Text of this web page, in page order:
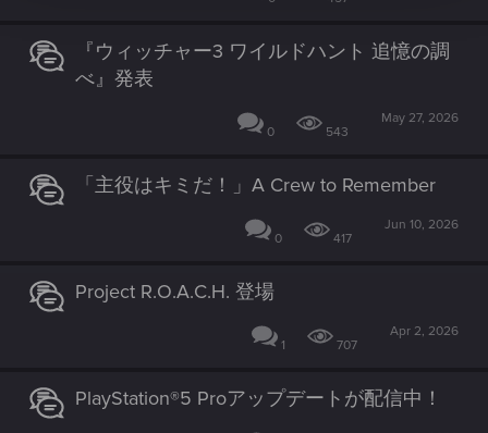
『ウィッチャー3 ワイルドハント 追憶の調
べ』発表
0 543
May 27, 2026
「主役はキミだ！」A Crew to Remember
0 417
Jun 10, 2026
Project R.O.A.C.H. 登場
1 707
Apr 2, 2026
PlayStation®5 Proアップデートが配信中！